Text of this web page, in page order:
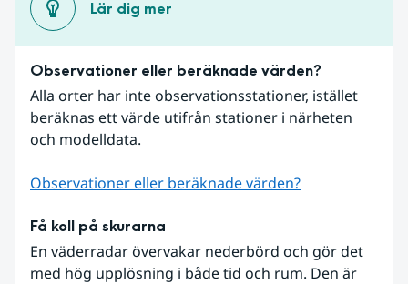
Lär dig mer
Observationer eller beräknade värden?
Alla orter har inte observationsstationer, istället
beräknas ett värde utifrån stationer i närheten
och modelldata.
Observationer eller beräknade värden?
Få koll på skurarna
En väderradar övervakar nederbörd och gör det
med hög upplösning i både tid och rum. Den är